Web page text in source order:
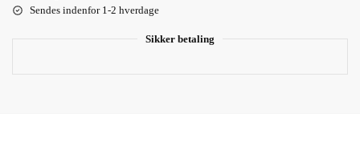
Sendes indenfor 1-2 hverdage
Sikker betaling